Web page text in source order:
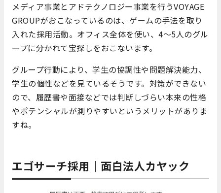
メディア事業とアドテクノロジー事業を行うVOYAGE
GROUPがおこなっているのは、ゲームの手法を取り
入れた採用活動。オフィス全体を使い、4～5人のグル
ープに分かれて宝探しをおこないます。
グループ行動により、学生の協調性や問題解決能力、
学生の個性などを見ているそうです。対策ができない
ので、履歴書や面接などでは判断しづらい本来の性格
やポテンシャルが測りやすいというメリットがありま
すね。
エゴサーチ採用｜面白法人カヤック